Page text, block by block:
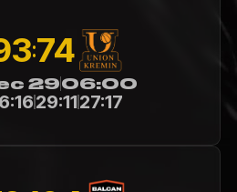
:74
2906:00
29:1127:17